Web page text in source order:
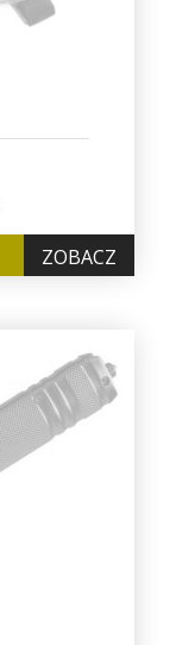
ZOBACZ